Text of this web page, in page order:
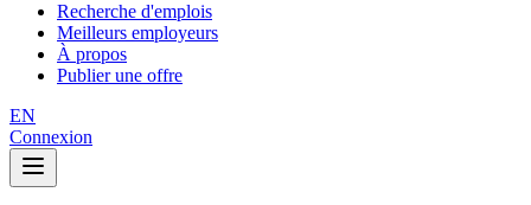
Recherche d'emplois
Meilleurs employeurs
À propos
Publier une offre
EN
Connexion